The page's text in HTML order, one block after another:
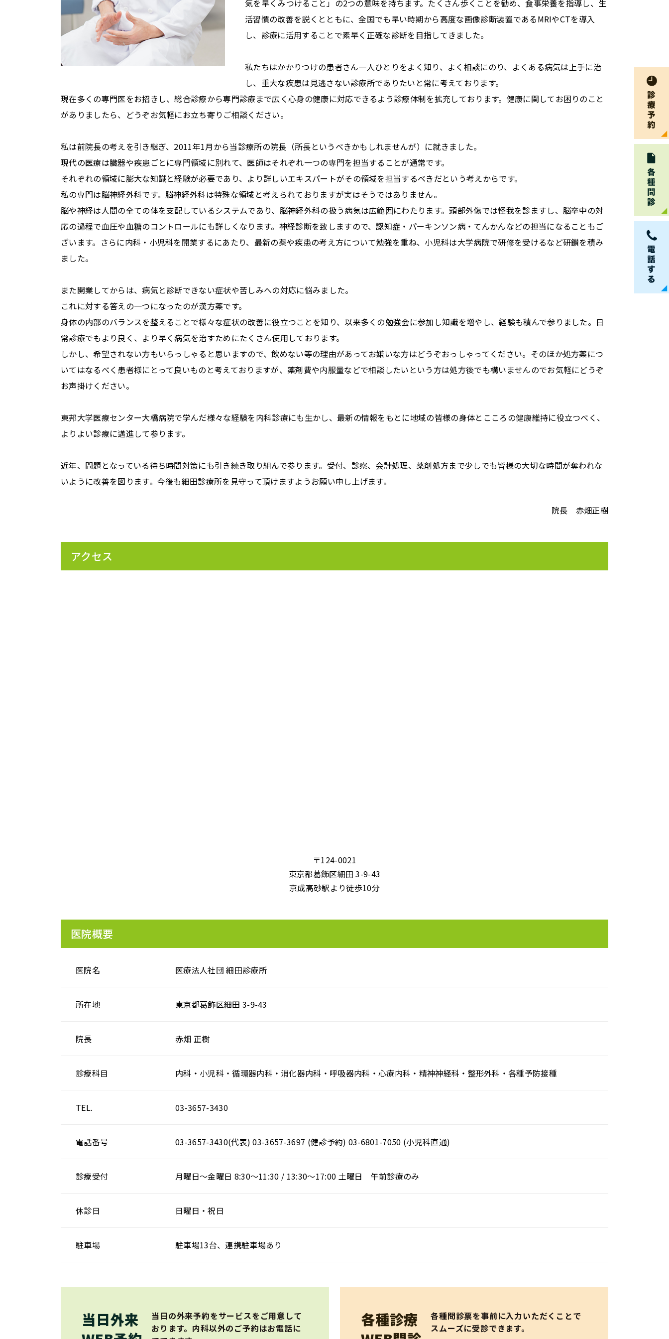
気を早くみつけること」の2つの意味を持ちます。たくさん歩くことを勧め、食事栄養を指導し、生
活習慣の改善を説くとともに、全国でも早い時期から高度な画像診断装置であるMRIやCTを導入
し、診療に活用することで素早く正確な診断を目指してきました。
私たちはかかりつけの患者さん一人ひとりをよく知り、よく相談にのり、よくある病気は上手に治
し、重大な疾患は見逃さない診療所でありたいと常に考えております。
現在多くの専門医をお招きし、総合診療から専門診療まで広く心身の健康に対応できるよう診療体制を拡充しております。健康に関してお困りのこと
がありましたら、どうぞお気軽にお立ち寄りご相談ください。
私は前院長の考えを引き継ぎ、2011年1月から当診療所の院長（所長というべきかもしれませんが）に就きました。
現代の医療は臓器や疾患ごとに専門領域に別れて、医師はそれぞれ一つの専門を担当することが通常です。
それぞれの領域に膨大な知識と経験が必要であり、より詳しいエキスパートがその領域を担当するべきだという考えからです。
私の専門は脳神経外科です。脳神経外科は特殊な領域と考えられておりますが実はそうではありません。
脳や神経は人間の全ての体を支配しているシステムであり、脳神経外科の扱う病気は広範囲にわたります。頭部外傷では怪我を診ますし、脳卒中の対
応の過程で血圧や血糖のコントロールにも詳しくなります。神経診断を致しますので、認知症・パーキンソン病・てんかんなどの担当になることもご
ざいます。さらに内科・小児科を開業するにあたり、最新の薬や疾患の考え方について勉強を重ね、小児科は大学病院で研修を受けるなど研鑚を積み
ました。
また開業してからは、病気と診断できない症状や苦しみへの対応に悩みました。
これに対する答えの一つになったのが漢方薬です。
身体の内部のバランスを整えることで様々な症状の改善に役立つことを知り、以来多くの勉強会に参加し知識を増やし、経験も積んで参りました。日
常診療でもより良く、より早く病気を治すためにたくさん使用しております。
しかし、希望されない方もいらっしゃると思いますので、飲めない等の理由があってお嫌いな方はどうぞおっしゃってください。そのほか処方薬につ
いてはなるべく患者様にとって良いものと考えておりますが、薬剤費や内服量などで相談したいという方は処方後でも構いませんのでお気軽にどうぞ
お声掛けください。
東邦大学医療センター大橋病院で学んだ様々な経験を内科診療にも生かし、最新の情報をもとに地域の皆様の身体とこころの健康維持に役立つべく、
よりよい診療に邁進して参ります。
近年、問題となっている待ち時間対策にも引き続き取り組んで参ります。受付、診察、会計処理、薬剤処方まで少しでも皆様の大切な時間が奪われな
いように改善を図ります。今後も細田診療所を見守って頂けますようお願い申し上げます。
院長 赤畑正樹
アクセス
〒124-0021
東京都葛飾区細田 3-9-43
京成高砂駅より徒歩10分
医院概要
医院名 医療法人社団 細田診療所
所在地 東京都葛飾区細田 3-9-43
院長 赤畑 正樹
診療科目 内科・小児科・循環器内科・消化器内科・呼吸器内科・心療内科・精神神経科・整形外科・各種予防接種
TEL. 03-3657-3430
電話番号 03-3657-3430(代表) 03-3657-3697 (健診予約) 03-6801-7050 (小児科直通)
診療受付 月曜日～金曜日 8:30～11:30 / 13:30～17:00 土曜日 午前診療のみ
休診日 日曜日・祝日
駐車場 駐車場13台、連携駐車場あり
当日外来
当日の外来予約をサービスをご用意して
おります。内科以外のご予約はお電話に
各種診療
各種問診票を事前に入力いただくことで
スムーズに受診できます。